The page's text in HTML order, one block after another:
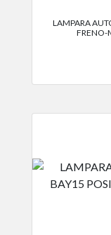
LAMPARA
FRENO-